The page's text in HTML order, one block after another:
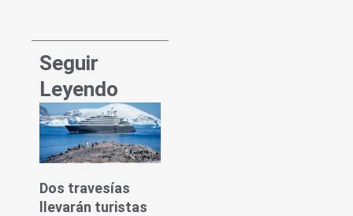
Seguir
Leyendo
Dos travesías
llevarán turistas